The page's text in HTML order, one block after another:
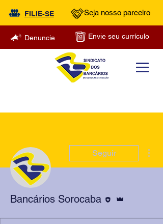
FILIE-SE Seja nosso parceiro
Denuncie Envie seu currículo
Seguir
Bancários Sorocaba